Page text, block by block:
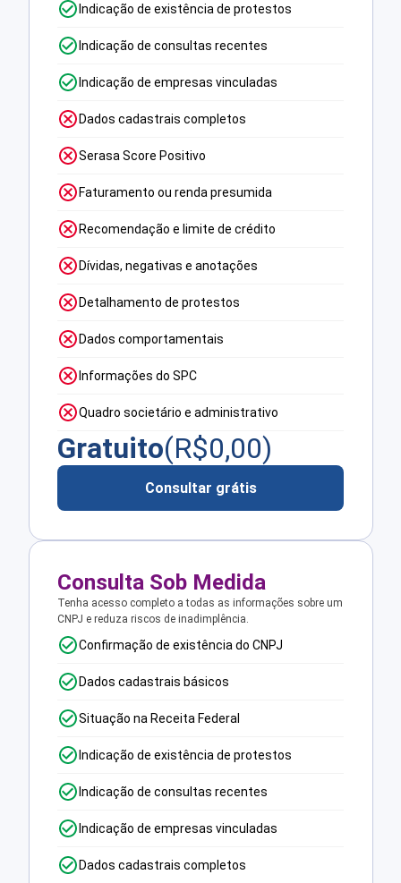
Indicação de existência de protestos
Indicação de consultas recentes
Indicação de empresas vinculadas
Dados cadastrais completos
Serasa Score Positivo
Faturamento ou renda presumida
Recomendação e limite de crédito
Dívidas, negativas e anotações
Detalhamento de protestos
Dados comportamentais
Informações do SPC
Quadro societário e administrativo
Gratuito(R$0,00)
Consultar grátis
Consulta Sob Medida
Tenha acesso completo a todas as informações sobre um
CNPJ e reduza riscos de inadimplência.
Confirmação de existência do CNPJ
Dados cadastrais básicos
Situação na Receita Federal
Indicação de existência de protestos
Indicação de consultas recentes
Indicação de empresas vinculadas
Dados cadastrais completos